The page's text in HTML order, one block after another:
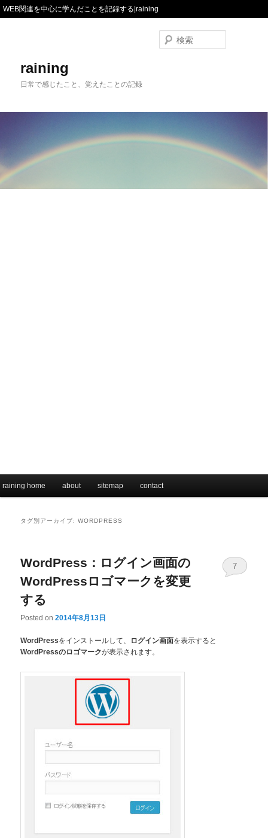
WEB関連を中心に学んだことを記録する|raining
raining
日常で感じたこと、覚えたことの記録
メインコンテンツへ移動
サブコンテンツへ移動
raining home about sitemap contact
タグ別アーカイブ:WORDPRESS
WordPress：ログイン画面の
WordPressロゴマークを変更
する
Posted on2014年8月13日
7
WordPressをインストールして、 ログイン画面を表示すると
WordPressのロゴマークが表示されます。